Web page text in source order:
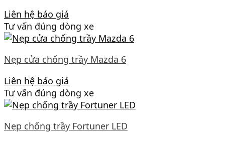
Liên hệ báo giá
Tư vấn đúng dòng xe
Nẹp cửa chống trầy Mazda 6
Liên hệ báo giá
Tư vấn đúng dòng xe
Nẹp chống trầy Fortuner LED